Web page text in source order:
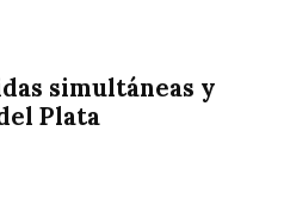
simultáneas y
Plata